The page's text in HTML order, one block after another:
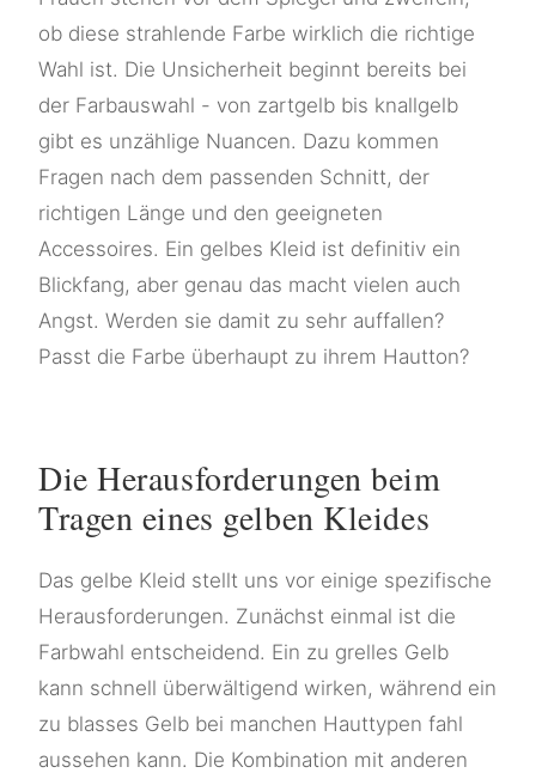
ob diese strahlende Farbe wirklich die richtige
Wahl ist. Die Unsicherheit beginnt bereits bei
der Farbauswahl - von zartgelb bis knallgelb
gibt es unzählige Nuancen. Dazu kommen
Fragen nach dem passenden Schnitt, der
richtigen Länge und den geeigneten
Accessoires. Ein gelbes Kleid ist definitiv ein
Blickfang, aber genau das macht vielen auch
Angst. Werden sie damit zu sehr auffallen?
Passt die Farbe überhaupt zu ihrem Hautton?
Die Herausforderungen beim
Tragen eines gelben Kleides
Das gelbe Kleid stellt uns vor einige spezifische
Herausforderungen. Zunächst einmal ist die
Farbwahl entscheidend. Ein zu grelles Gelb
kann schnell überwältigend wirken, während ein
zu blasses Gelb bei manchen Hauttypen fahl
aussehen kann. Die Kombination mit anderen